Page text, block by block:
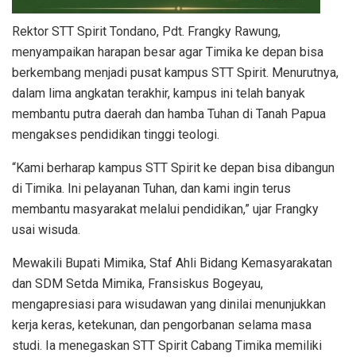
Rektor STT Spirit Tondano, Pdt. Frangky Rawung,
menyampaikan harapan besar agar Timika ke depan bisa
berkembang menjadi pusat kampus STT Spirit. Menurutnya,
dalam lima angkatan terakhir, kampus ini telah banyak
membantu putra daerah dan hamba Tuhan di Tanah Papua
mengakses pendidikan tinggi teologi.
“Kami berharap kampus STT Spirit ke depan bisa dibangun
di Timika. Ini pelayanan Tuhan, dan kami ingin terus
membantu masyarakat melalui pendidikan,” ujar Frangky
usai wisuda.
Mewakili Bupati Mimika, Staf Ahli Bidang Kemasyarakatan
dan SDM Setda Mimika, Fransiskus Bogeyau,
mengapresiasi para wisudawan yang dinilai menunjukkan
kerja keras, ketekunan, dan pengorbanan selama masa
studi. Ia menegaskan STT Spirit Cabang Timika memiliki